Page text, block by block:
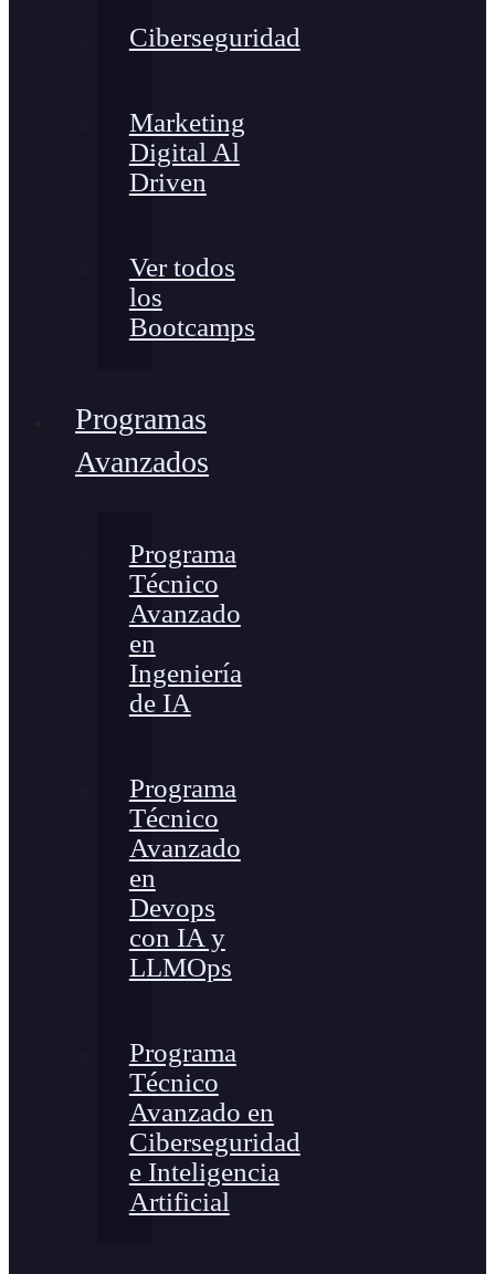
Ciberseguridad
Marketing
Digital Al
Driven
Ver todos
los
Bootcamps
Programas
Avanzados
Programa
Técnico
Avanzado
en
Ingeniería
de IA
Programa
Técnico
Avanzado
en
Devops
con IA y
LLMOps
Programa
Técnico
Avanzado en
Ciberseguridad
e Inteligencia
Artificial